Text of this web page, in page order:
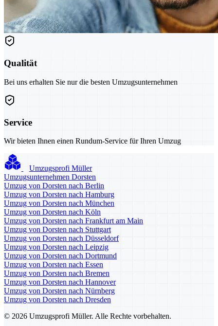
Qualität
Bei uns erhalten Sie nur die besten Umzugsunternehmen
Service
Wir bieten Ihnen einen Rundum-Service für Ihren Umzug
Umzugsprofi Müller
Umzugsunternehmen Dorsten
Umzug von Dorsten nach Berlin
Umzug von Dorsten nach Hamburg
Umzug von Dorsten nach München
Umzug von Dorsten nach Köln
Umzug von Dorsten nach Frankfurt am Main
Umzug von Dorsten nach Stuttgart
Umzug von Dorsten nach Düsseldorf
Umzug von Dorsten nach Leipzig
Umzug von Dorsten nach Dortmund
Umzug von Dorsten nach Essen
Umzug von Dorsten nach Bremen
Umzug von Dorsten nach Hannover
Umzug von Dorsten nach Nürnberg
Umzug von Dorsten nach Dresden
© 2026 Umzugsprofi Müller. Alle Rechte vorbehalten.